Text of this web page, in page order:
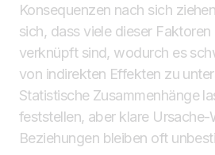
Konsequenzen nach sich
sich, dass viele dieser
verknüpft sind, wodurch es
von indirekten Effekten zu
Statistische Zusammenhänge
feststellen, aber klare Ursache-
Beziehungen bleiben oft